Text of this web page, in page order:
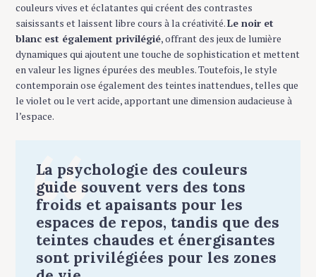
couleurs vives et éclatantes qui créent des contrastes
saisissants et laissent libre cours à la créativité.Le noir et
blanc est également privilégié, offrant des jeux de lumière
dynamiques qui ajoutent une touche de sophistication et mettent
en valeur les lignes épurées des meubles. Toutefois, le style
contemporain ose également des teintes inattendues, telles que
le violet ou le vert acide, apportant une dimension audacieuse à
l’espace.
La psychologie des couleurs
guide souvent vers des tons
froids et apaisants pour les
espaces de repos, tandis que des
teintes chaudes et énergisantes
sont privilégiées pour les zones